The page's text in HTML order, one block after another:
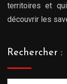
territoires et
découvrir les
Rechercher :